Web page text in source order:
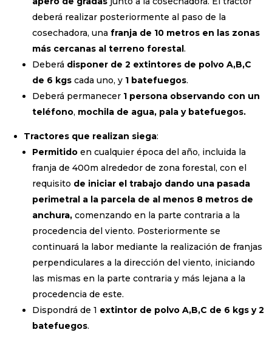
deberá realizar posteriormente al paso de la
cosechadora, unafranja de 10 metros en las zonas
más cercanas al terreno forestal.
Deberá disponer de 2 extintores de polvo A,B,C
de 6 kgscada uno, y 1 batefuegos.
Deberá permanecer 1 persona observando con un
teléfono, mochila de agua, pala y batefuegos.
Tractores que realizan siega:
Permitido en cualquier época del año, incluida la
franja de 400m alrededor de zona forestal, con el
requisito de iniciar el trabajo dando una pasada
perimetral a la parcela de al menos 8 metros de
anchura,comenzando en la parte contraria a la
procedencia del viento. Posteriormente se
continuará la labor mediante la realización de franjas
perpendiculares a la dirección del viento, iniciando
las mismas en la parte contraria y más lejana a la
procedencia de este.
Dispondrá de 1 extintor de polvo A,B,C de 6 kgs y 2
batefuegos.